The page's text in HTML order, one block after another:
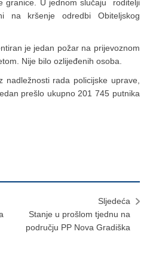
granice. U jednom slučaju roditelji
na kršenje odredbi Obiteljskog
je jedan požar na prijevoznom
Nije bilo ozlijeđenih osoba.
nadležnosti rada policijske uprave,
prešlo ukupno 201 745 putnika
Sljedeća
Stanje u prošlom tjednu na
području PP Nova Gradiška